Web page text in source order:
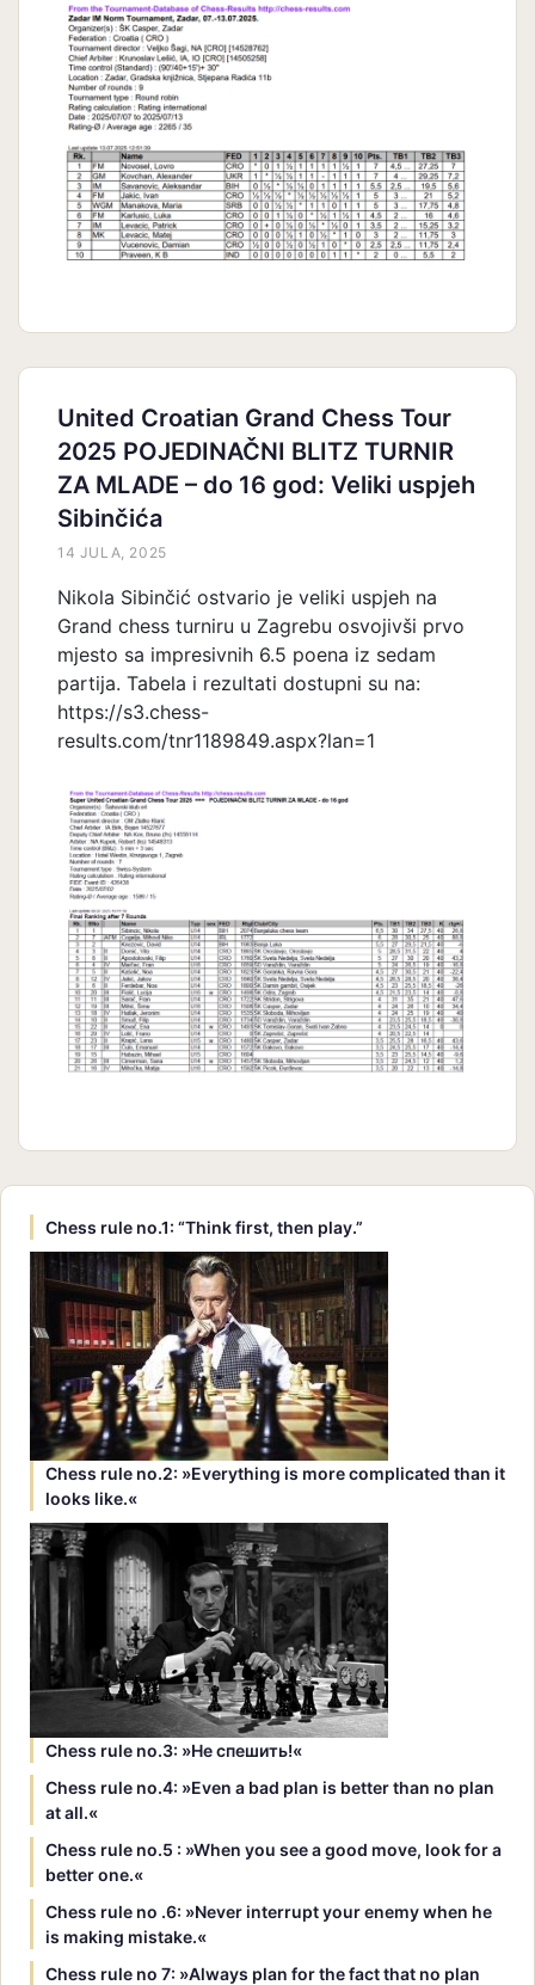
United Croatian Grand Chess Tour
2025 POJEDINAČNI BLITZ TURNIR
ZA MLADE – do 16 god: Veliki uspjeh
Sibinčića
14 JULA, 2025
Nikola Sibinčić ostvario je veliki uspjeh na
Grand chess turniru u Zagrebu osvojivši prvo
mjesto sa impresivnih 6.5 poena iz sedam
partija. Tabela i rezultati dostupni su na:
https://s3.chess-
results.com/tnr1189849.aspx?lan=1
Chess rule no.1: “Think first, then play.”
Chess rule no.2: »Everything is more complicated than it
looks like.«
Chess rule no.3: »Hе спешить!«
Chess rule no.4: »Even a bad plan is better than no plan
at all.«
Chess rule no.5 : »When you see a good move, look for a
better one.«
Chess rule no .6: »Never interrupt your enemy when he
is making mistake.«
Chess rule no 7: »Always plan for the fact that no plan